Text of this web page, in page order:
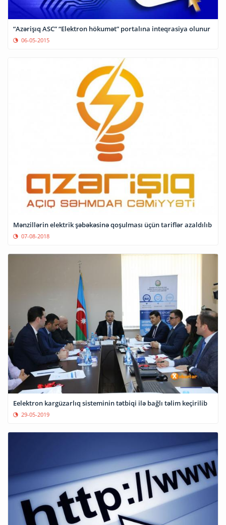
“Azərişıq ASC” “Elektron hökumət” portalına inteqrasiya olunur
06-05-2015
Mənzillərin elektrik şəbəkəsinə qoşulması üçün tariflər azaldılıb
07-08-2018
Eelektron kargüzarlıq sisteminin tətbiqi ilə bağlı təlim keçirilib
29-05-2019